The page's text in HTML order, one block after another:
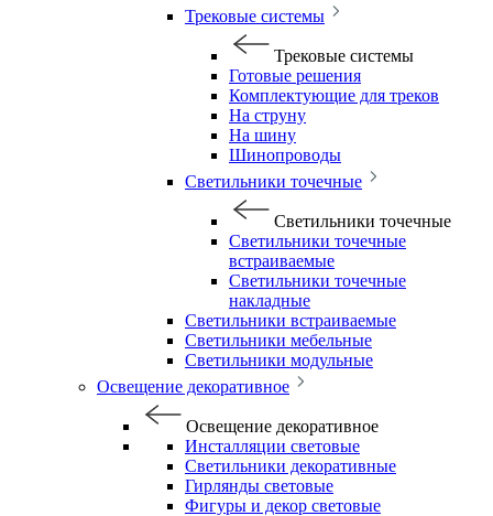
Трековые системы
Трековые системы
Готовые решения
Комплектующие для треков
На струну
На шину
Шинопроводы
Светильники точечные
Светильники точечные
Светильники точечные
встраиваемые
Светильники точечные
накладные
Светильники встраиваемые
Светильники мебельные
Светильники модульные
Освещение декоративное
Освещение декоративное
Инсталляции световые
Светильники декоративные
Гирлянды световые
Фигуры и декор световые